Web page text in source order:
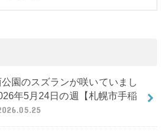
園のスズランが咲いていまし
年5月24日の週【札幌市手稲